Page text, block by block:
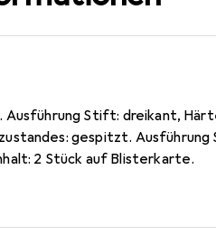
Stift: dreikant,
gespitzt.
2 Stück auf Blisterkarte.